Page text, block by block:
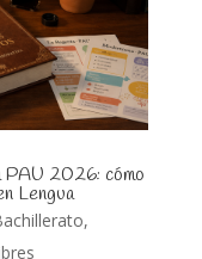
PAU 2026: cómo
Lengua
,